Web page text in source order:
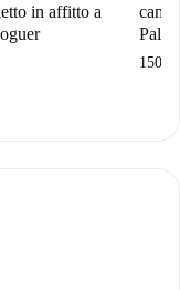
in affitto a
1500